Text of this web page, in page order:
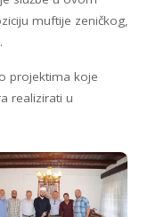
muftije zeničkog,
projektima koje
realizirati u